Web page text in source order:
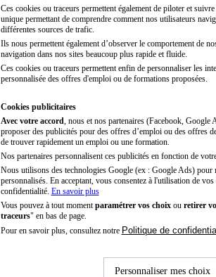
Ces cookies ou traceurs permettent également de piloter et
unique permettant de comprendre comment nos utilisateurs
différentes sources de trafic.
Ils nous permettent également d’observer le comportement de
navigation dans nos sites beaucoup plus rapide et fluide.
Ces cookies ou traceurs permettent enfin de personnaliser les
personnalisée des offres d'emploi ou de formations proposées.
Cookies publicitaires
Avec votre accord , nous et nos partenaires (Facebook,
proposer des publicités pour des offres d’emploi ou des offres
de trouver rapidement un emploi ou une formation.
Nos partenaires personnalisent ces publicités en fonction de
Nous utilisons des technologies Google (ex : Google Ads) pour
personnalisés. En acceptant, vous consentez à l'utilisation de
confidentialité. En savoir plus
Vous pouvez à tout moment paramétrer vos choixou retirer
traceurs" en bas de page.
Pour en savoir plus, consultez notre Politique de
Personnaliser mes choix